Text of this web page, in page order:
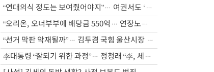
“연대의식 정도는 보여줬어야지”… 여권서도 ‘삼전노조 파업 예고’ 비판
“오리온, 오너부부에 배당금 550억… 연장노동엔 수당 미지급”
“선거 막판 악재될까”… 김두겸 국힘 울산시장 후보 ‘기자 폭행’ 논란
李대통령 “잘되기 위한 과정”… 정청래 “李, 세계적인 지도자”